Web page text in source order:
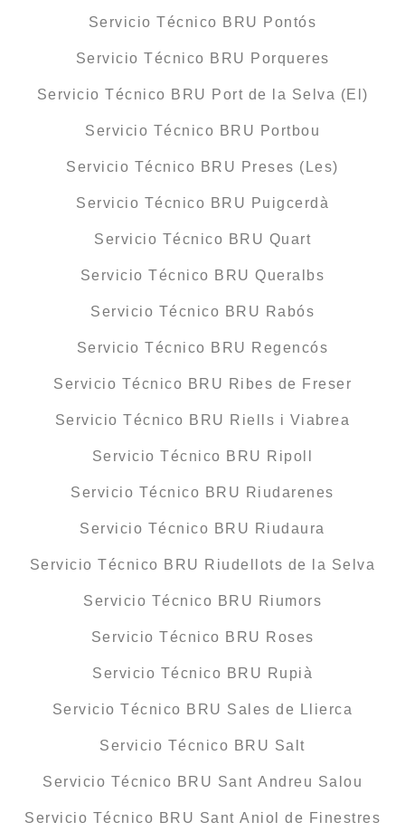
Servicio Técnico BRU Pontós
Servicio Técnico BRU Porqueres
Servicio Técnico BRU Port de la Selva (El)
Servicio Técnico BRU Portbou
Servicio Técnico BRU Preses (Les)
Servicio Técnico BRU Puigcerdà
Servicio Técnico BRU Quart
Servicio Técnico BRU Queralbs
Servicio Técnico BRU Rabós
Servicio Técnico BRU Regencós
Servicio Técnico BRU Ribes de Freser
Servicio Técnico BRU Riells i Viabrea
Servicio Técnico BRU Ripoll
Servicio Técnico BRU Riudarenes
Servicio Técnico BRU Riudaura
Servicio Técnico BRU Riudellots de la Selva
Servicio Técnico BRU Riumors
Servicio Técnico BRU Roses
Servicio Técnico BRU Rupià
Servicio Técnico BRU Sales de Llierca
Servicio Técnico BRU Salt
Servicio Técnico BRU Sant Andreu Salou
Servicio Técnico BRU Sant Aniol de Finestres